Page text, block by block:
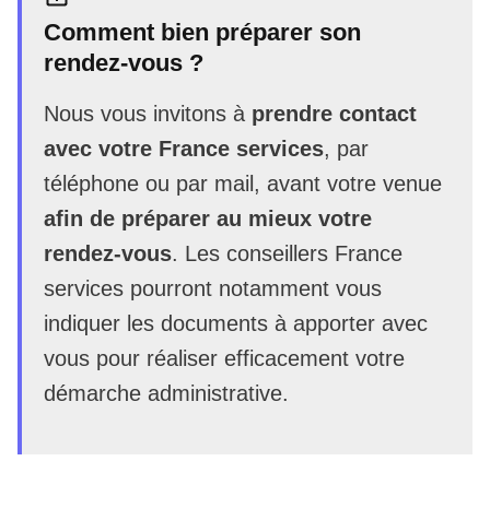
Comment bien préparer son
rendez-vous ?
Nous vous invitons à prendre contact
avec votre France services, par
téléphone ou par mail, avant votre venue
afin de préparer au mieux votre
rendez-vous. Les conseillers France
services pourront notamment vous
indiquer les documents à apporter avec
vous pour réaliser efficacement votre
démarche administrative.